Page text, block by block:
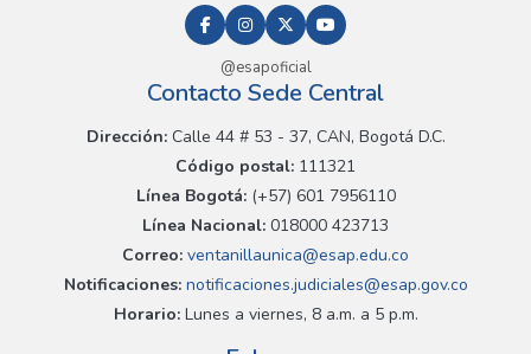
@esapoficial
Contacto Sede Central
Dirección:Calle 44 # 53 - 37, CAN, Bogotá D.C.
Código postal: 111321
Línea Bogotá:(+57) 601 7956110
Línea Nacional: 018000 423713
Correo: ventanillaunica@esap.edu.co
Notificaciones:notificaciones.judiciales@esap.gov.co
Horario:Lunes a viernes, 8 a.m. a 5 p.m.